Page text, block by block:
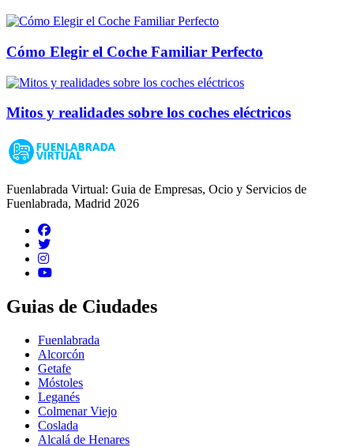
Cómo Elegir el Coche Familiar Perfecto
Mitos y realidades sobre los coches eléctricos
Fuenlabrada Virtual: Guia de Empresas, Ocio y Servicios de
Fuenlabrada, Madrid 2026
Guias de Ciudades
Fuenlabrada
Alcorcón
Getafe
Móstoles
Leganés
Colmenar Viejo
Coslada
Alcalá de Henares